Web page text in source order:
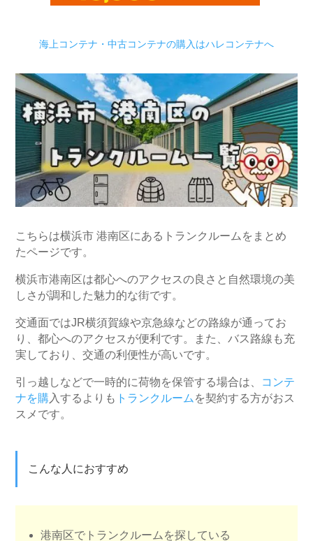
海上コンテナ・中古コンテナの購入はハレコンテナへ
こちらは横浜市 港南区にあるトランクルームをまとめ
たページです。
横浜市港南区は都心へのアクセスの良さと自然環境の美
しさが調和した魅力的な街です。
交通面ではJR横須賀線や京急線などの路線が通ってお
り、都心へのアクセスが便利です。また、バス路線も充
実しており、交通の利便性が高いです。
引っ越しなどで一時的に荷物を保管する場合は、 コンテ
ナを購入するよりも トランクルーム を契約する方がおス
スメです。
こんな人におすすめ
港南区でトランクルームを探している